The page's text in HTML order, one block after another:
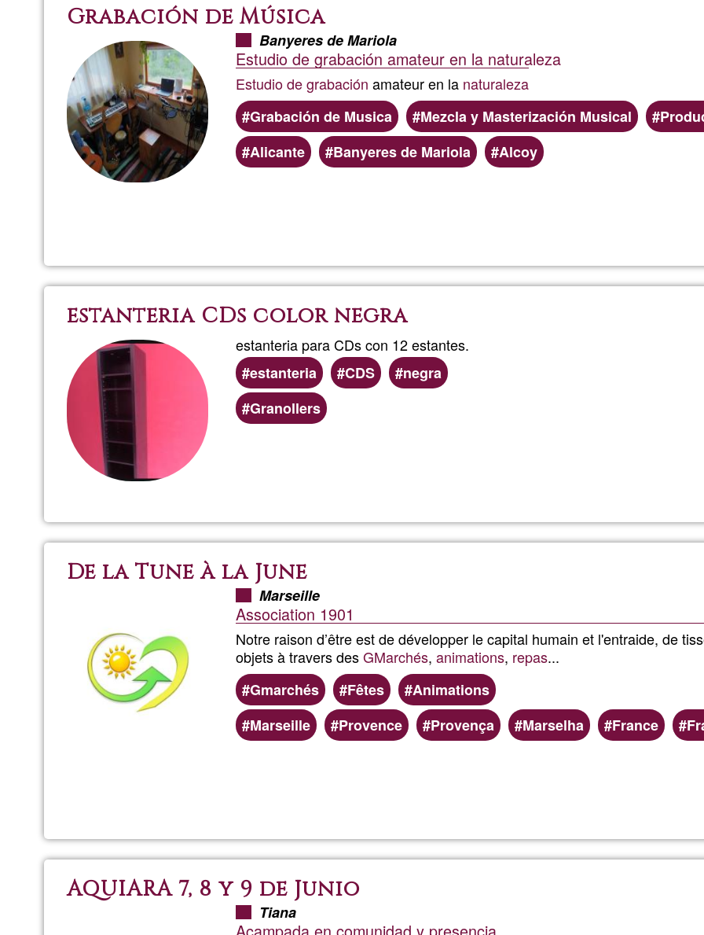
Grabación de Música
Banyeres de Mariola
Estudio de grabación amateur en la naturaleza
Estudio de grabación amateur en la naturaleza
Grabación de Musica
Mezcla y Masterización Musical
Alicante
Banyeres de Mariola Alcoy
de
estanteria CDs color negra
estanteria para CDs con 12 estantes.
estanteria
CDS
negra
Áreas
de
Granollers
CDs
negra
De la Tune à la June
Marseille
Association 1901
Notre raison d’être est de développer le capital humain et l'entraide, de
objets à travers desGMarchés, animations, repas...
Gmarchés
Fêtes
Animations
Marseille
Provence Provença Marselha France
la
AQUIARA 7, 8 y 9 de Junio
Tiana